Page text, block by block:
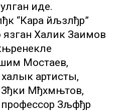
иде.
“Кара йљзлђр”
язган Халик Заимов
Мостаев,
артисты,
Мђхмњтов,
Зљфђр